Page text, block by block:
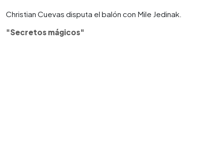
Christian Cuevas disputa el balón con Mile Jedinak.
"Secretos mágicos"